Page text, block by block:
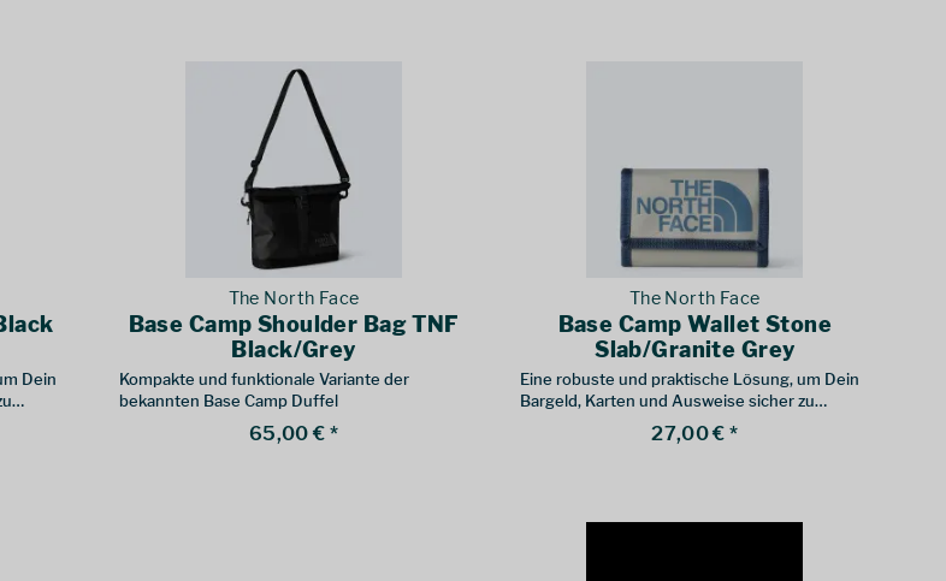
Dein
The North Face
Base Camp Shoulder Bag TNF
Black/Grey
Kompakte und funktionale Variante der
bekannten Base Camp Duffel
65,00 € *
The North Face
Base Camp Wallet Stone
Slab/Granite Grey
Eine robuste und praktische Lösung, um Dein
Bargeld, Karten und Ausweise sicher zu
27,00 € *